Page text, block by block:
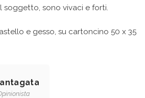
soggetto, sono vivaci e forti.
e gesso, su cartoncino 50 x 35